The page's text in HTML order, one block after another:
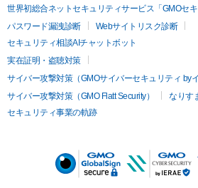
世界初総合ネットセキュリティサービス「GMOセキ
パスワード漏洩診断
Webサイトリスク診断
セキュリティ相談AIチャットボット
実在証明・盗聴対策
サイバー攻撃対策（GMOサイバーセキュリティ by
サイバー攻撃対策（GMO Flatt Security）
なりす
セキュリティ事業の軌跡